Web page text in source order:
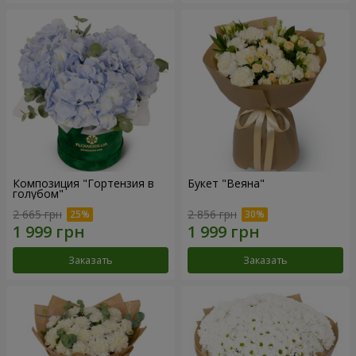
Композиция "Гортензия в
голубом"
2 665 грн
Заказать
Букет "Веяна"
2 856 грн
Заказать